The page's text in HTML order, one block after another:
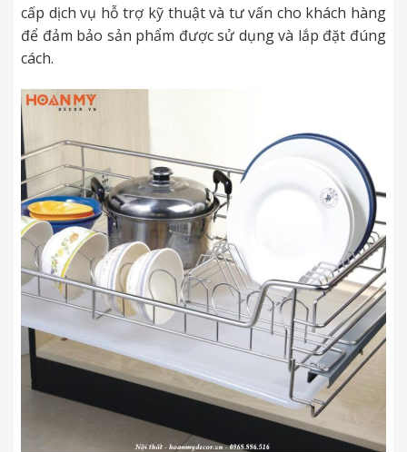
cấp dịch vụ hỗ trợ kỹ thuật và tư vấn cho khách hàng
để đảm bảo sản phẩm được sử dụng và lắp đặt đúng
cách.